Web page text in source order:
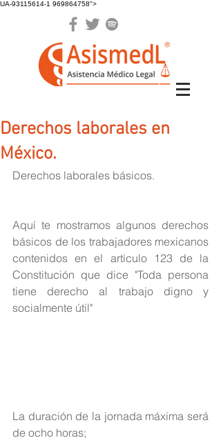
UA-93115614-1 969864758">
Derechos laborales en
México.
Derechos laborales básicos.
Aquí te mostramos algunos derechos
básicos de los trabajadores mexicanos
contenidos en el artículo 123 de la
Constitución que dice "Toda persona
tiene derecho al trabajo digno y
socialmente útil"
La duración de la jornada máxima será
de ocho horas;